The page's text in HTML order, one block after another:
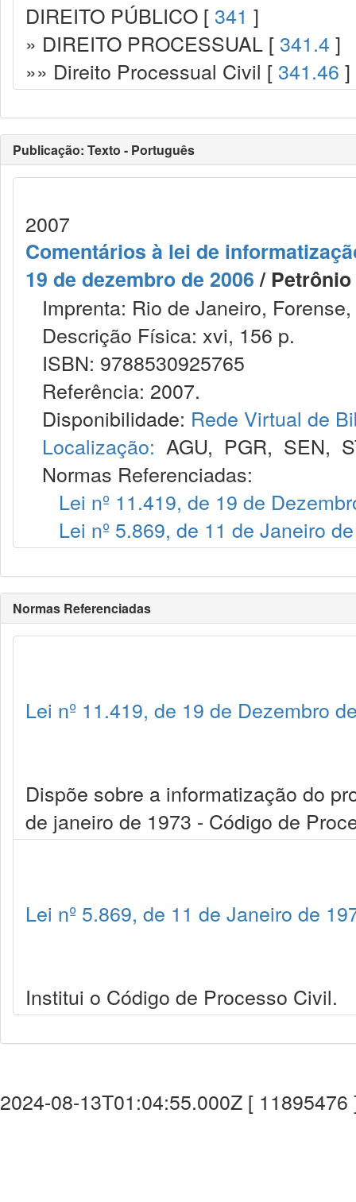
DIREITO PÚBLICO [ 341 ]
» DIREITO PROCESSUAL [ 341.4 ]
»» Direito Processual Civil [ 341.46 ]
Publicação: Texto - Português
2007
Comentários à lei de
19 de dezembro de 2006/
Imprenta: Rio de Janeiro,
Descrição Física: xvi, 156 p.
ISBN: 9788530925765
Referência: 2007.
Disponibilidade: Rede Virtual de
Localização: AGU, PGR, SEN,
Normas Referenciadas:
Lei nº 11.419, de 19 de
Lei nº 5.869, de 11 de Janeiro
Normas Referenciadas
Lei nº 11.419, de 19 de Dezembro
Dispõe sobre a informatização do
de janeiro de 1973 - Código de
Lei nº 5.869, de 11 de Janeiro de
Institui o Código de Processo Civil.
2024-08-13T01:04:55.000Z [ 11895476